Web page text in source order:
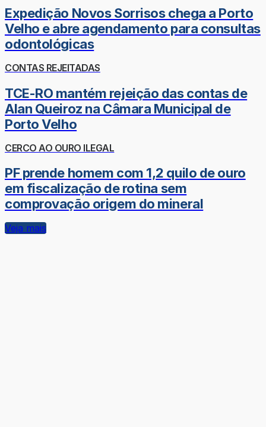
Expedição Novos Sorrisos chega a Porto
Velho e abre agendamento para consultas
odontológicas
CONTAS REJEITADAS
TCE-RO mantém rejeição das contas de
Alan Queiroz na Câmara Municipal de
Porto Velho
CERCO AO OURO ILEGAL
PF prende homem com 1,2 quilo de ouro
em fiscalização de rotina sem
comprovação origem do mineral
Veja mais